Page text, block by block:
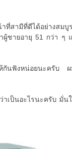
าที่สามีที่ดีได้อย่างสม
ผู้ชายอายุ 51 กว่า ๆ
นฟังหน่อยนะครับ ผ
เป็นอะไรนะครับ มั่น